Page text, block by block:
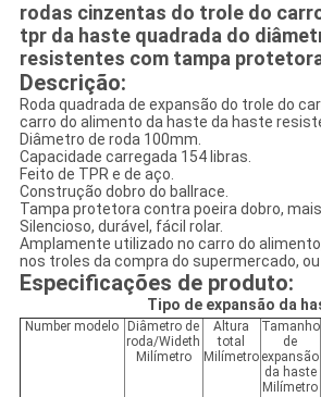
rodas cinzentas do trole do
tpr da haste quadrada do
resistentes com tampa
Descrição:
Roda quadrada de expansão do trole do
carro do alimento da haste da haste
Diâmetro de roda 100mm.
Capacidade carregada 154 libras.
Feito de TPR e de aço.
Construção dobro do ballrace.
Tampa protetora contra poeira dobro,
Silencioso, durável, fácil rolar.
Amplamente utilizado no carro do
nos troles da compra do supermercado,
Especificações de produto:
Tipo de expansão da
Number modelo
Diâmetro de
roda/Wideth
Milímetro
Altura
total
Milímetro
Tamanho
de
expansão
da haste
Milímetro